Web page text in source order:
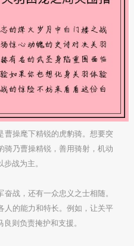
曹操麾下精锐的虎豹骑。想要突
骑乃曹操精锐，善用骑射，机动
战为主。
战，还有一众忠义之士相随。
人的能力和特长。例如，让关平
则负责掩护和支援。